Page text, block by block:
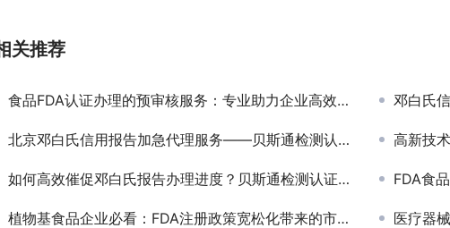
关推荐
食品FDA认证办理的预审核服务：专业助力企业高效通关 邓白氏信
北京邓白氏信用报告加急代理服务——贝斯通检测认证中心专业助力 高新技术
如何高效催促邓白氏报告办理进度？贝斯通检测认证中心为您支招 FDA食品
植物基食品企业必看：FDA注册政策宽松化带来的市场机遇 医疗器械